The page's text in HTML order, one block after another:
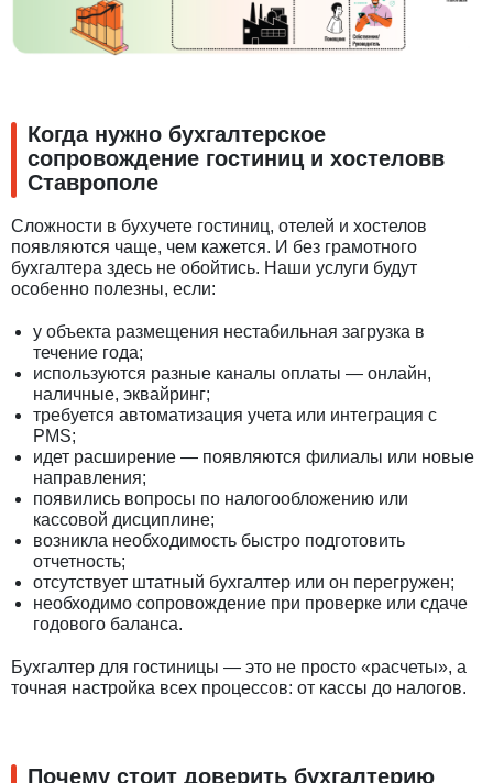
Когда нужно бухгалтерское
сопровождение гостиниц и хостеловв
Ставрополе
Сложности в бухучете гостиниц, отелей и хостелов
появляются чаще, чем кажется. И без грамотного
бухгалтера здесь не обойтись. Наши услуги будут
особенно полезны, если:
у объекта размещения нестабильная загрузка в
течение года;
используются разные каналы оплаты — онлайн,
наличные, эквайринг;
требуется автоматизация учета или интеграция с
PMS;
идет расширение — появляются филиалы или новые
направления;
появились вопросы по налогообложению или
кассовой дисциплине;
возникла необходимость быстро подготовить
отчетность;
отсутствует штатный бухгалтер или он перегружен;
необходимо сопровождение при проверке или сдаче
годового баланса.
Бухгалтер для гостиницы — это не просто «расчеты», а
точная настройка всех процессов: от кассы до налогов.
Почему стоит доверить бухгалтерию